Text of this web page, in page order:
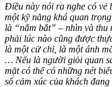
Điều này nói ra nghe có
một kỹ năng khá quan
là “nắm bắt” – nhìn và
phải lúc nào cũng được
là một cử chỉ, là một ánh
… Nếu là người giỏi quan
mặt có thể có những nét
số cảm xúc của khách